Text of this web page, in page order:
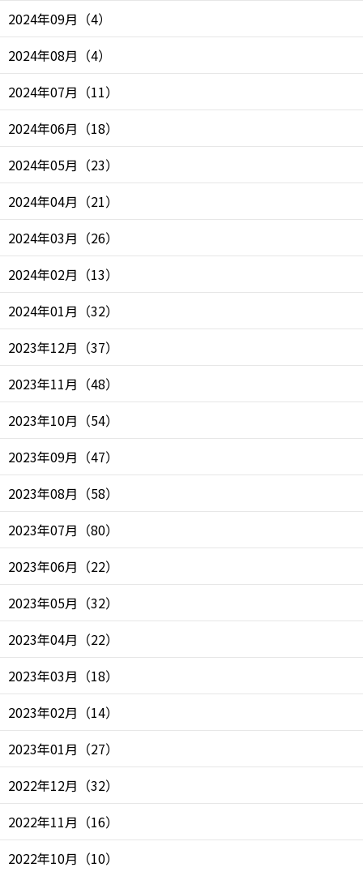
2024年09月 （4）
2024年08月 （4）
2024年07月 （11）
2024年06月 （18）
2024年05月 （23）
2024年04月 （21）
2024年03月 （26）
2024年02月 （13）
2024年01月 （32）
2023年12月 （37）
2023年11月 （48）
2023年10月 （54）
2023年09月 （47）
2023年08月 （58）
2023年07月 （80）
2023年06月 （22）
2023年05月 （32）
2023年04月 （22）
2023年03月 （18）
2023年02月 （14）
2023年01月 （27）
2022年12月 （32）
2022年11月 （16）
2022年10月 （10）